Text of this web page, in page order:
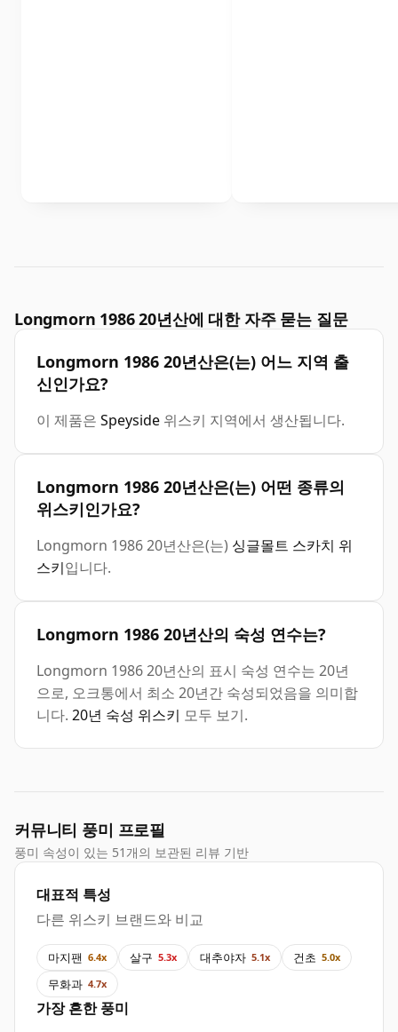
Longmorn 1986 20년산에 대한 자주 묻는 질문
Longmorn 1986 20년산은(는) 어느 지역 출
신인가요?
이 제품은 Speyside 위스키 지역에서 생산됩니다.
Longmorn 1986 20년산은(는) 어떤 종류의
위스키인가요?
Longmorn 1986 20년산은(는) 싱글몰트 스카치 위
스키입니다.
Longmorn 1986 20년산의 숙성 연수는?
Longmorn 1986 20년산의 표시 숙성 연수는 20년
으로, 오크통에서 최소 20년간 숙성되었음을 의미합
니다. 20년 숙성 위스키 모두 보기.
커뮤니티 풍미 프로필
풍미 속성이 있는 51개의 보관된 리뷰 기반
대표적 특성
다른 위스키 브랜드와 비교
마지팬 6.4x 살구 5.3x 대추야자 5.1x 건초 5.0x
무화과 4.7x
가장 흔한 풍미